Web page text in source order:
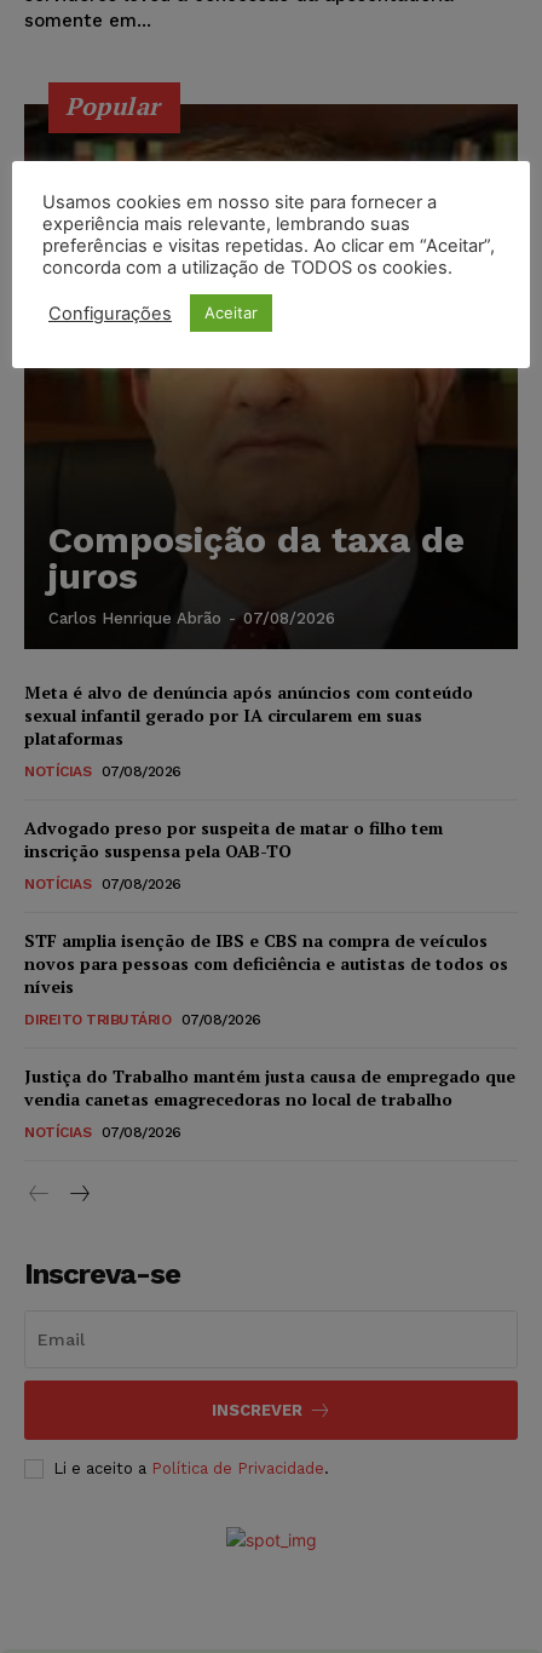
somente em...
Popular
Composição da taxa de
juros
Carlos Henrique Abrão - 07/08/2026
Meta é alvo de denúncia após anúncios com conteúdo
sexual infantil gerado por IA circularem em suas
plataformas
NOTÍCIAS 07/08/2026
Advogado preso por suspeita de matar o filho tem
inscrição suspensa pela OAB-TO
NOTÍCIAS 07/08/2026
STF amplia isenção de IBS e CBS na compra de veículos
novos para pessoas com deficiência e autistas de todos os
níveis
DIREITO TRIBUTÁRIO 07/08/2026
Justiça do Trabalho mantém justa causa de empregado que
vendia canetas emagrecedoras no local de trabalho
NOTÍCIAS 07/08/2026
Inscreva-se
INSCREVER
Li e aceito a Política de Privacidade.
Usamos cookies em nosso site para fornecer a
experiência mais relevante, lembrando suas
preferências e visitas repetidas. Ao clicar em “Aceitar”,
concorda com a utilização de TODOS os cookies.
Configurações Aceitar